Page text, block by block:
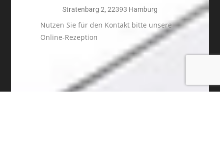
Stratenbarg 2, 22393 Hamburg
Nutzen Sie für den Kontakt bitte unsere
Online-Rezeption